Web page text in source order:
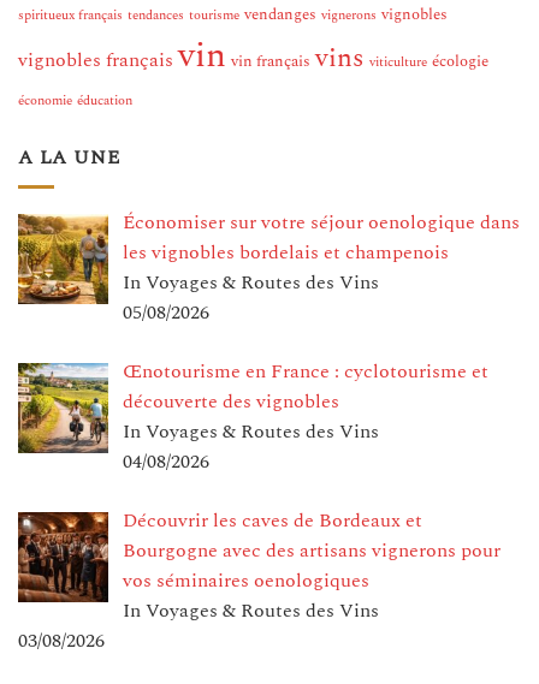
spiritueux français tendances tourisme vendanges vignerons vignobles
vignobles français vin vin français vins viticulture écologie
économie éducation
A LA UNE
Économiser sur votre séjour oenologique dans
les vignobles bordelais et champenois
In Voyages & Routes des Vins
05/08/2026
Œnotourisme en France : cyclotourisme et
découverte des vignobles
In Voyages & Routes des Vins
04/08/2026
Découvrir les caves de Bordeaux et
Bourgogne avec des artisans vignerons pour
vos séminaires oenologiques
In Voyages & Routes des Vins
03/08/2026